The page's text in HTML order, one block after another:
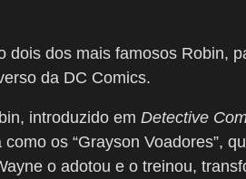
dois dos mais famosos Robin,
da DC Comics.
introduzido em Detective
os “Grayson Voadores”,
o adotou e o treinou,